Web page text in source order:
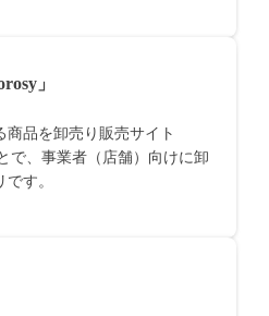
」
商品を卸売り販売サイト
で、事業者（店舗）向けに卸
す。